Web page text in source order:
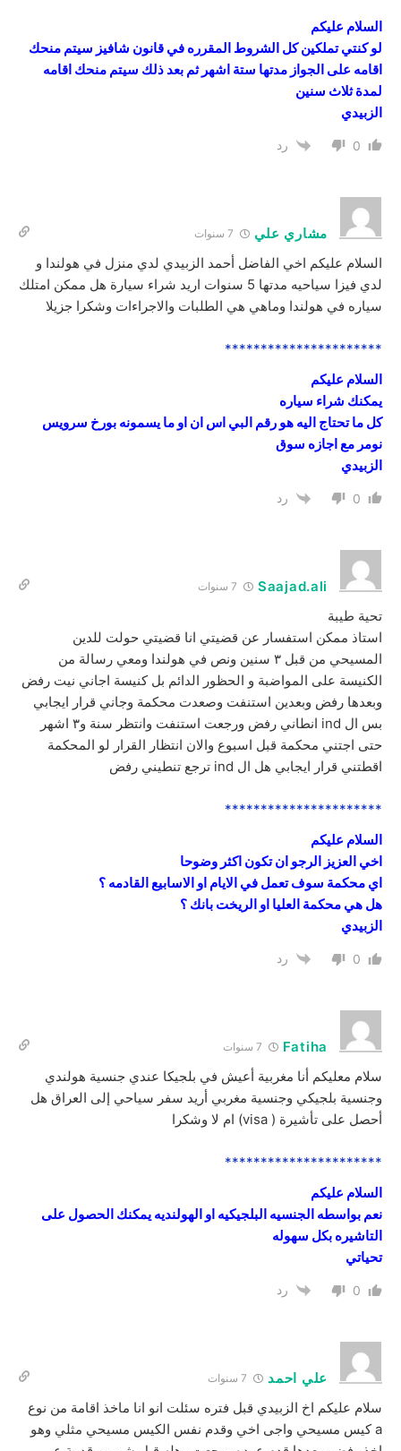
السلام عليكم
لو كنتي تملكين كل الشروط المقرره في قانون شافيز سيتم منحك
اقامه على الجواز مدتها ستة اشهر ثم بعد ذلك سيتم منحك اقامه
لمدة ثلاث سنين
الزبيدي
0 رد
مشاري علي
السلام عليكم اخي الفاضل أحمد الزبيدي لدي منزل في هولندا و
لدي فيزا سياحيه مدتها 5 سنوات اريد شراء سيارة هل ممكن امتلك
سياره في هولندا وماهي هي الطلبات والاجراءات وشكرا جزيلا
**********************
السلام عليكم
يمكنك شراء سياره
كل ما تحتاج اليه هو رقم البي اس ان او ما يسمونه بورخ سرويس
نومر مع اجازه سوق
الزبيدي
0 رد
Saajad.ali
تحية طيبة
استاذ ممكن استفسار عن قضيتي انا قضيتي حولت للدين
المسيحي من قبل ٣ سنين ونص في هولندا ومعي رسالة من
الكنيسة على المواضبة و الحظور الدائم بل كنيسة اجاني نيت رفض
وبعدها رفض وبعدين استنفت وصعدت محكمة وجاني قرار ايجابي
بس ال ind انطاني رفض ورجعت استنفت وانتظر سنة و٣ اشهر
حتى اجتني محكمة قبل اسبوع والان انتظار القرار لو المحكمة
اقطتني قرار ايجابي هل ال ind ترجع تنطيني رفض
**********************
السلام عليكم
اخي العزيز الرجو ان تكون اكثر وضوحا
اي محكمة سوف تعمل في الايام او الاسابيع القادمه ؟
هل هي محكمة العليا او الريخت بانك ؟
الزبيدي
0 رد
Fatiha
سلام معليكم أنا مغربية أعيش في بلجيكا عندي جنسية هولندي
وجنسية بلجيكي وجنسية مغربي أريد سفر سياحي إلى العراق هل
أحصل على تأشيرة ( visa) ام لا وشكرا
**********************
السلام عليكم
نعم بواسطه الجنسيه البلجيكيه او الهولنديه يمكنك الحصول على
التاشيره بكل سهوله
تحياتي
0 رد
علي احمد
سلام عليكم اخ الزبيدي قبل فتره سئلت انو انا ماخذ اقامة من نوع
a كيس مسيحي واجى اخي وقدم نفس الكيس مسيحي مثلي وهو